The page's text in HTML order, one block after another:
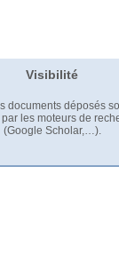
Visibilité
documents déposés
les moteurs de
(Google Scholar,…).